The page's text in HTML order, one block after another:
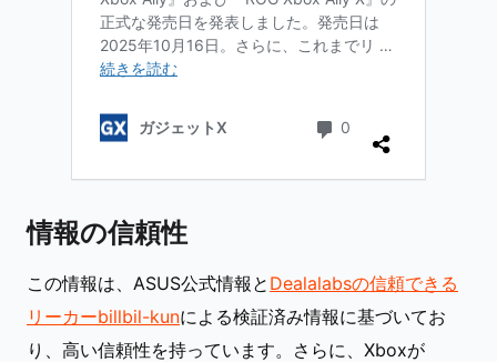
情報の信頼性
この情報は、ASUS公式情報と Dealalabsの信頼できる
リーカーbillbil-kunによる検証済み情報に基づいてお
り、高い信頼性を持っています。さらに、Xboxが